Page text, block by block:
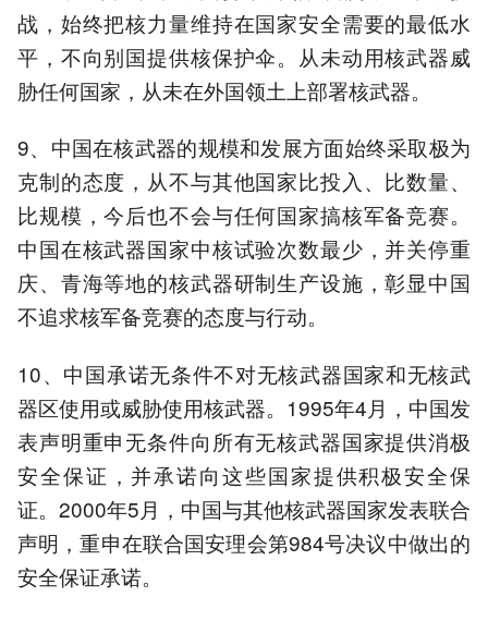
战，始终把核力量维持在国家安全需要的最低水
平，不向别国提供核保护伞。从未动用核武器威
胁任何国家，从未在外国领土上部署核武器。
9、中国在核武器的规模和发展方面始终采取极为
克制的态度，从不与其他国家比投入、比数量、
比规模，今后也不会与任何国家搞核军备竞赛。
中国在核武器国家中核试验次数最少，并关停重
庆、青海等地的核武器研制生产设施，彰显中国
不追求核军备竞赛的态度与行动。
10、中国承诺无条件不对无核武器国家和无核武
器区使用或威胁使用核武器。1995年4月，中国发
表声明重申无条件向所有无核武器国家提供消极
安全保证，并承诺向这些国家提供积极安全保
证。2000年5月，中国与其他核武器国家发表联合
声明，重申在联合国安理会第984号决议中做出的
安全保证承诺。